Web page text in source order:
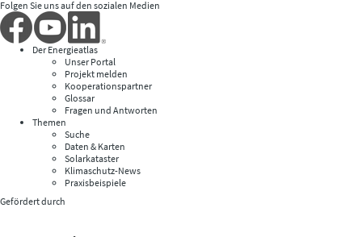
Folgen Sie uns auf den sozialen Medien
Der Energieatlas
Unser Portal
Projekt melden
Kooperationspartner
Glossar
Fragen und Antworten
Themen
Suche
Daten & Karten
Solarkataster
Klimaschutz-News
Praxisbeispiele
Gefördert durch